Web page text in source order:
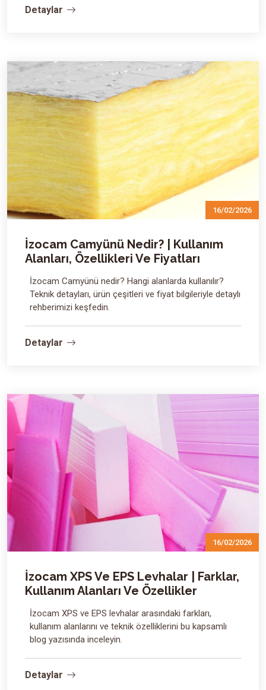
Detaylar
16/02/2026
İzocam Camyünü Nedir? | Kullanım
Alanları, Özellikleri Ve Fiyatları
İzocam Camyünü nedir? Hangi alanlarda kullanılır?
Teknik detayları, ürün çeşitleri ve fiyat bilgileriyle detaylı
rehberimizi keşfedin.
Detaylar
16/02/2026
İzocam XPS Ve EPS Levhalar | Farklar,
Kullanım Alanları Ve Özellikler
İzocam XPS ve EPS levhalar arasındaki farkları,
kullanım alanlarını ve teknik özelliklerini bu kapsamlı
blog yazısında inceleyin.
Detaylar